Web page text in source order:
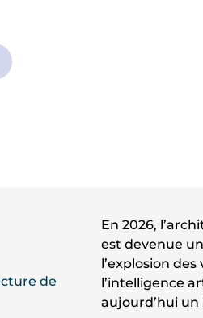
de
En 2026,
est devenue un
l’explosion
l’intelligence
aujourd’hui